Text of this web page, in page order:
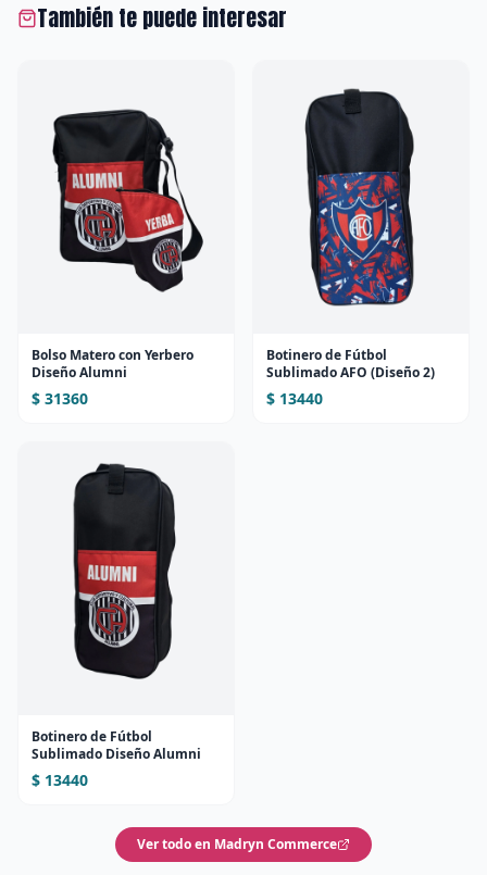
También te puede interesar
Bolso Matero con Yerbero
Diseño Alumni
$ 31360
Botinero de Fútbol
Sublimado AFO (Diseño 2)
$ 13440
Botinero de Fútbol
Sublimado Diseño Alumni
$ 13440
Ver todo en Madryn Commerce